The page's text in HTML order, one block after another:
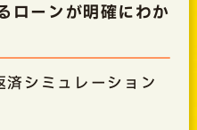
ローンが明確にわか
シミュレーション